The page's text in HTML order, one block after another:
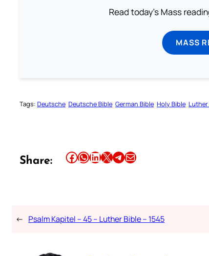
Read today's Mass
MASS
Tags: Deutsche Deutsche Bible German Bible Holy Bible
Share: Share this article on Facebook Share this article on WhatsApp Share this article on LinkedIn Share this article on X Share this article on TelegramEmail this Article
← Psalm Kapitel – 45 – Luther Bible – 1545